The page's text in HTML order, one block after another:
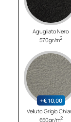
Agugliato Nero
570gr/m2
+€ 10,00
Velluto Grigio
650gr/m2